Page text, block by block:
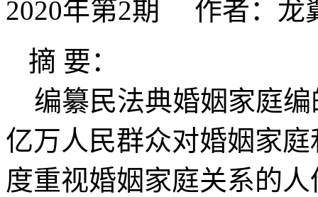
2020年第2期 作者：龙
摘 要：
编纂民法典婚姻家庭编
亿万人民群众对婚姻家
度重视婚姻家庭关系的